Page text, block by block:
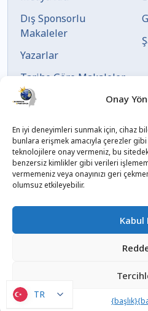
Onay
En iyi deneyimleri sunmak için, cihaz
bunlara erişmek amacıyla çerezler
teknolojilere onay vermeniz, bu
benzersiz kimlikler gibi verileri
vermemeniz veya onayınızı geri
olumsuz etkileyebilir.
Kabul
{başlık}
Dış Sponsorlu
Makaleler
Yazarlar
Tarihe Göre Makaleler
© 2023
Instagram
TR
TR